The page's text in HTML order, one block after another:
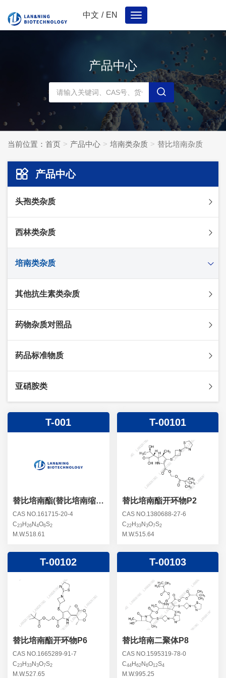
中文 / EN
Toggle
navigation
产品中心
当前位置： 首页 产品中心 培南类杂质 替比培南杂质
产品中心
头孢类杂质
头孢唑林杂质
头孢他啶杂质
头孢米诺杂质
头孢吡肟杂质
头孢地嗪钠杂质
头孢曲松钠杂质
青霉素杂质
头孢羟氨苄杂质
头孢西丁杂质
头孢卡品酯杂质
头孢唑肟杂质
西林类杂质
苯唑西林杂质
替卡西林杂质
阿洛西林杂质
美洛西林杂质
培南类杂质
多立培南杂质
厄他培南杂质
多尼培南杂质
其他抗生素类杂质
利福平杂质
苄丝肼杂质
克拉霉素杂质
克拉维酸钾杂质
替加环素杂质
土霉素杂质
林可霉素杂质
药物杂质对照品
杂质对照品
药品标准物质
亚硝胺类
T-001
替比培南酯(替比培南缩合
物)
CAS NO.161715-20-4
C23 H 26 N 4O6S2
M.W.518.61
T-00101
替比培南酯开环物P2
CAS NO.1380688-27-6
C22H 33N 3O7S2
M.W.515.64
T-00102
替比培南酯开环物P6
CAS NO.1665289-91-7
C23 H 33 N 3O7S2
M.W.527.65
T-00103
替比培南二聚体P8
CAS NO.1595319-78-0
C44 H 62N 6O12S4
M.W.995.25